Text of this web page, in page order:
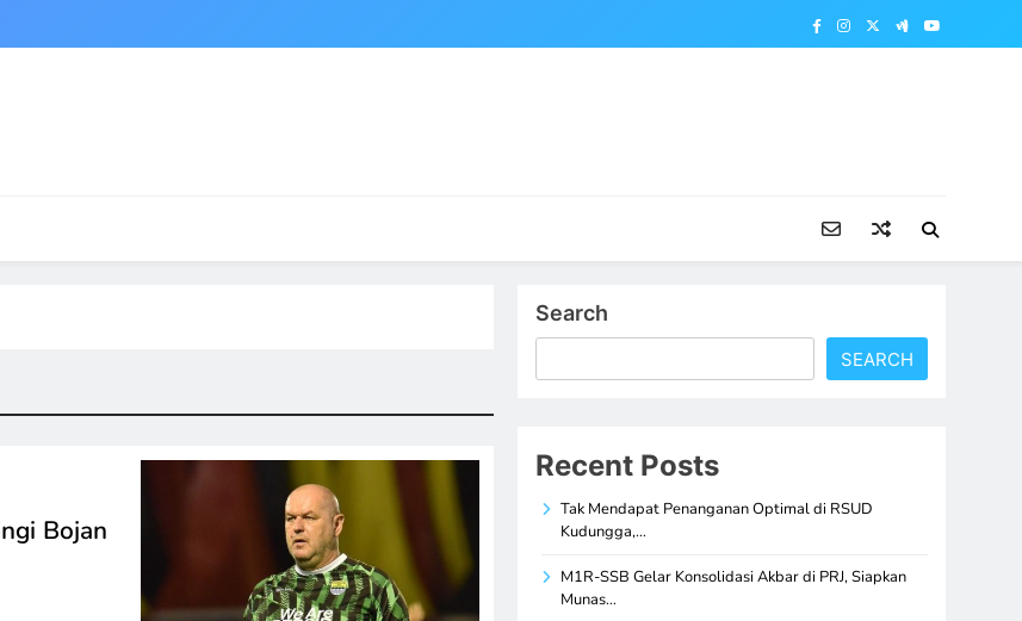
Bojan
Search
SEARCH
Recent Posts
Tak Mendapat Penanganan Optimal di RSUD
Kudungga,…
M1R-SSB Gelar Konsolidasi Akbar di PRJ, Siapkan
Munas…